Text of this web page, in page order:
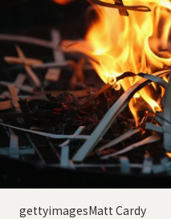
gettyimagesMatt Cardy